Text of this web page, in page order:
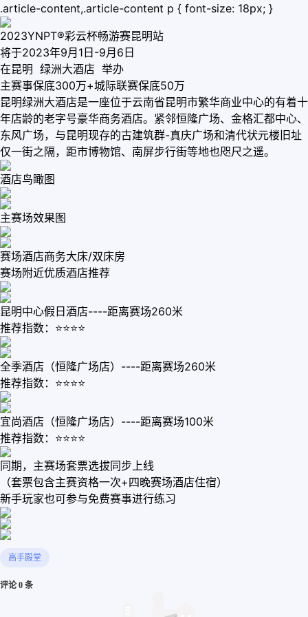
.article-content,.article-content p { font-size: 18px; }
2023YNPT®彩云杯畅游赛昆明站
将于2023年9月1日-9月6日
在昆明 绿洲大酒店 举办
主赛事保底300万+城际联赛保底50万
昆明绿洲大酒店是一座位于云南省昆明市繁华商业中心的有着十
年店龄的老字号豪华商务酒店。紧邻恒隆广场、金格汇都中心、
东风广场，与昆明现存的古建筑群-真庆广场和清代状元楼旧址
仅一街之隔，距市博物馆、南屏步行街等地也咫尺之遥。
酒店鸟瞰图
主赛场效果图
赛场酒店商务大床/双床房
赛场附近优质酒店推荐
昆明中心假日酒店----距离赛场260米
推荐指数：⭐⭐⭐⭐
全季酒店（恒隆广场店）----距离赛场260米
推荐指数：⭐⭐⭐⭐
宜尚酒店（恒隆广场店）----距离赛场100米
推荐指数：⭐⭐⭐⭐
同期，主赛场套票选拔同步上线
（套票包含主赛资格一次+四晚赛场酒店住宿）
新手玩家也可参与免费赛事进行练习
高手殿堂
评论 0 条